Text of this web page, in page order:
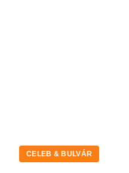
CELEB & BULVÁR